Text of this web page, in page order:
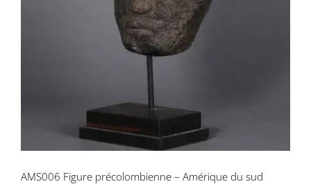
AMS006 Figure précolombienne –
Amérique du sud
AMS006 Figure précolombienne – Amérique du sud